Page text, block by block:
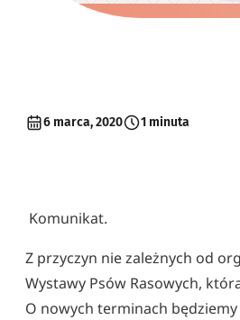
6 marca, 2020 1 minuta
Komunikat.
Z przyczyn nie zależnych od
Wystawy Psów Rasowych,
O nowych terminach